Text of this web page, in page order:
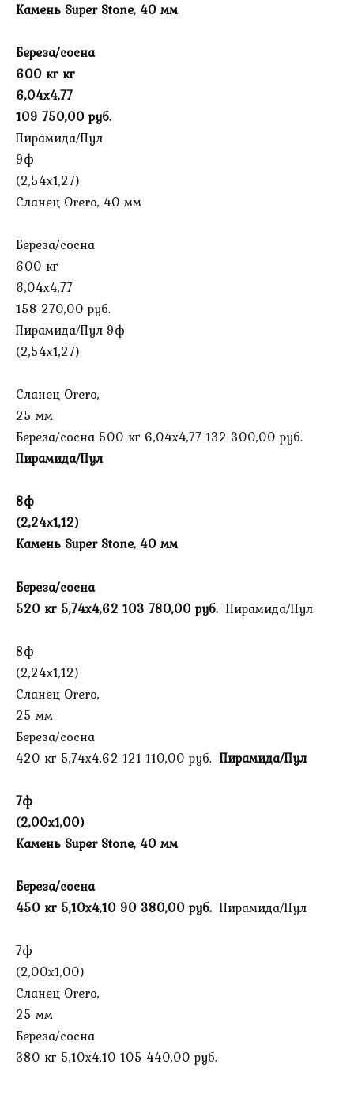
Камень Super Stone, 40 мм
Береза/сосна
600 кг кг
6,04х4,77
109 750,00 руб.
Пирамида/Пул
9ф
(2,54х1,27)
Сланец Orero, 40 мм
Береза/сосна
600 кг
6,04х4,77
158 270,00 руб.
Пирамида/Пул 9ф
(2,54х1,27)
Сланец Orero,
25 мм
Береза/сосна 500 кг 6,04х4,77 132 300,00 руб.
Пирамида/Пул
8ф
(2,24х1,12)
Камень Super Stone, 40 мм
Береза/сосна
520 кг 5,74х4,62 103 780,00 руб. Пирамида/Пул
8ф
(2,24х1,12)
Сланец Orero,
25 мм
Береза/сосна
420 кг 5,74х4,62 121 110,00 руб. Пирамида/Пул
7ф
(2,00х1,00)
Камень Super Stone, 40 мм
Береза/сосна
450 кг 5,10х4,10 90 380,00 руб. Пирамида/Пул
7ф
(2,00х1,00)
Сланец Orero,
25 мм
Береза/сосна
380 кг 5,10х4,10 105 440,00 руб.